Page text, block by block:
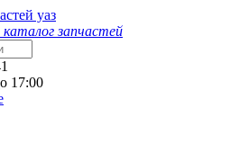
каталог запчастей
17:00